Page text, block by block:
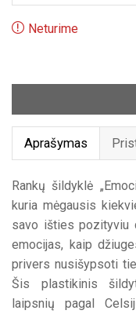
2,59€.2,19€.
Neturime
Aprašymas
Rankų šildyklė
kuria mėgausis
savo išties pozityviu
emocijas, kaip
privers nusišypsoti
Šis plastikinis
laipsnių pagal